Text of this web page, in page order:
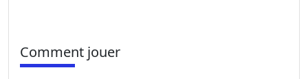
Comment jouer